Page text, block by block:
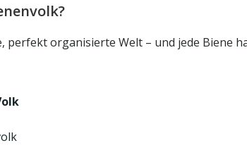
perfekt organisierte Welt – und jede Biene